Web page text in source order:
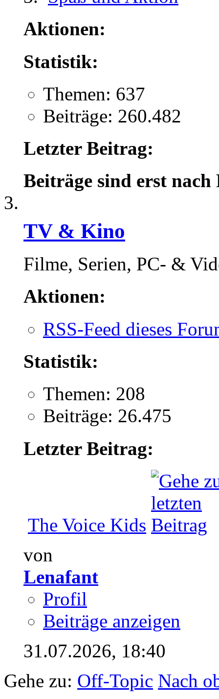
Aktionen:
Statistik:
Themen: 637
Beiträge: 260.482
Letzter Beitrag:
Beiträge sind erst
TV & Kino
Filme, Serien, PC- &
Aktionen:
RSS-Feed dieses
Statistik:
Themen: 208
Beiträge: 26.475
Letzter Beitrag:
The Voice Kids
von
Lenafant
Profil
Beiträge anzeigen
31.07.2026, 18:40
Gehe zu: Off-Topic Nach